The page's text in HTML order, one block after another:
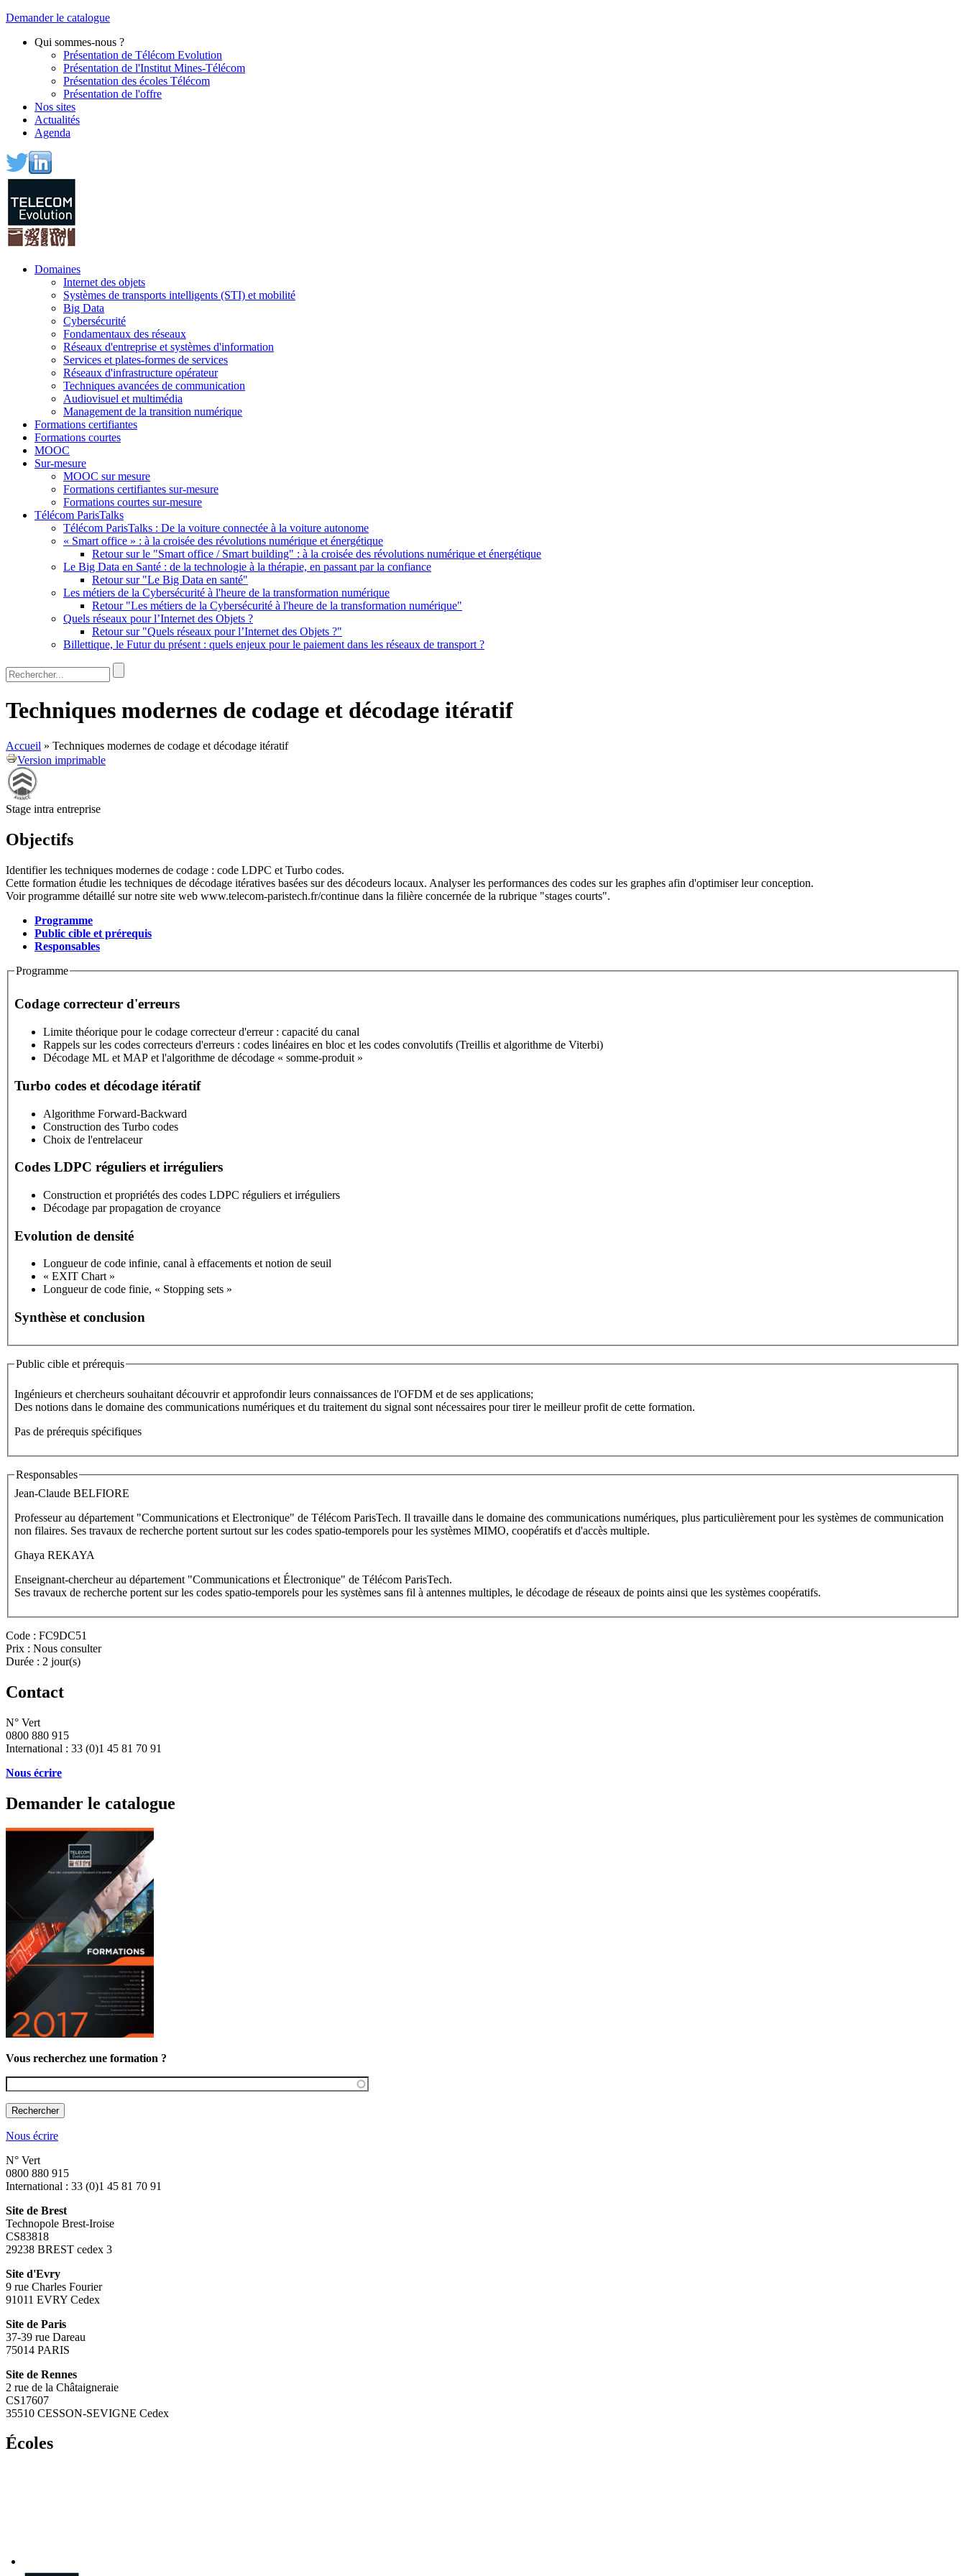
Demander le catalogue
Qui sommes-nous ?
Présentation de Télécom Evolution
Présentation de l'Institut Mines-Télécom
Présentation des écoles Télécom
Présentation de l'offre
Nos sites
Actualités
Agenda
Domaines
Internet des objets
Systèmes de transports intelligents (STI) et mobilité
Big Data
Cybersécurité
Fondamentaux des réseaux
Réseaux d'entreprise et systèmes d'information
Services et plates-formes de services
Réseaux d'infrastructure opérateur
Techniques avancées de communication
Audiovisuel et multimédia
Management de la transition numérique
Formations certifiantes
Formations courtes
MOOC
Sur-mesure
MOOC sur mesure
Formations certifiantes sur-mesure
Formations courtes sur-mesure
Télécom ParisTalks
Télécom ParisTalks : De la voiture connectée à la voiture autonome
« Smart office » : à la croisée des révolutions numérique et énergétique
Retour sur le "Smart office / Smart building" : à la croisée des révolutions numérique et énergétique
Le Big Data en Santé : de la technologie à la thérapie, en passant par la confiance
Retour sur "Le Big Data en santé"
Les métiers de la Cybersécurité à l'heure de la transformation numérique
Retour "Les métiers de la Cybersécurité à l'heure de la transformation numérique"
Quels réseaux pour l’Internet des Objets ?
Retour sur "Quels réseaux pour l’Internet des Objets ?"
Billettique, le Futur du présent : quels enjeux pour le paiement dans les réseaux de transport ?
Formulaire de recherche
Rechercher
Techniques modernes de codage et décodage itératif
Accueil » Techniques modernes de codage et décodage itératif
Version imprimable
Stage intra entreprise
Objectifs
Identifier les techniques modernes de codage : code LDPC et Turbo codes.
Cette formation étudie les techniques de décodage itératives basées sur des décodeurs locaux. Analyser les performances des codes sur les graphes afin d'optimiser leur conception.
Voir programme détaillé sur notre site web www.telecom-paristech.fr/continue dans la filière concernée de la rubrique "stages courts".
Stage
Programme
Public cible et prérequis
Responsables
Programme
Codage correcteur d'erreurs
Limite théorique pour le codage correcteur d'erreur : capacité du canal
Rappels sur les codes correcteurs d'erreurs : codes linéaires en bloc et les codes convolutifs (Treillis et algorithme de Viterbi)
Décodage ML et MAP et l'algorithme de décodage « somme-produit »
Turbo codes et décodage itératif
Algorithme Forward-Backward
Construction des Turbo codes
Choix de l'entrelaceur
Codes LDPC réguliers et irréguliers
Construction et propriétés des codes LDPC réguliers et irréguliers
Décodage par propagation de croyance
Evolution de densité
Longueur de code infinie, canal à effacements et notion de seuil
« EXIT Chart »
Longueur de code finie, « Stopping sets »
Synthèse et conclusion
Public cible et prérequis
Ingénieurs et chercheurs souhaitant découvrir et approfondir leurs connaissances de l'OFDM et de ses applications;
Des notions dans le domaine des communications numériques et du traitement du signal sont nécessaires pour tirer le meilleur profit de cette formation.
Pas de prérequis spécifiques
Responsables
Jean-Claude BELFIORE
Professeur au département "Communications et Electronique" de Télécom ParisTech. Il travaille dans le domaine des communications numériques, plus particulièrement pour les systèmes de communication
non filaires. Ses travaux de recherche portent surtout sur les codes spatio-temporels pour les systèmes MIMO, coopératifs et d'accès multiple.
Ghaya REKAYA
Enseignant-chercheur au département "Communications et Électronique" de Télécom ParisTech.
Ses travaux de recherche portent sur les codes spatio-temporels pour les systèmes sans fil à antennes multiples, le décodage de réseaux de points ainsi que les systèmes coopératifs.
Code : FC9DC51
Prix : Nous consulter
Durée : 2 jour(s)
Contact
N° Vert
0800 880 915
International : 33 (0)1 45 81 70 91
Nous écrire
Demander le catalogue
Vous recherchez une formation ?
Nous écrire
N° Vert
0800 880 915
International : 33 (0)1 45 81 70 91
Site de Brest
Technopole Brest-Iroise
CS83818
29238 BREST cedex 3
Site d'Evry
9 rue Charles Fourier
91011 EVRY Cedex
Site de Paris
37-39 rue Dareau
75014 PARIS
Site de Rennes
2 rue de la Châtaigneraie
CS17607
35510 CESSON-SEVIGNE Cedex
Écoles